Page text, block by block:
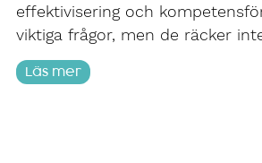
effektivisering och
viktiga frågor, men de räcker
Läs mer